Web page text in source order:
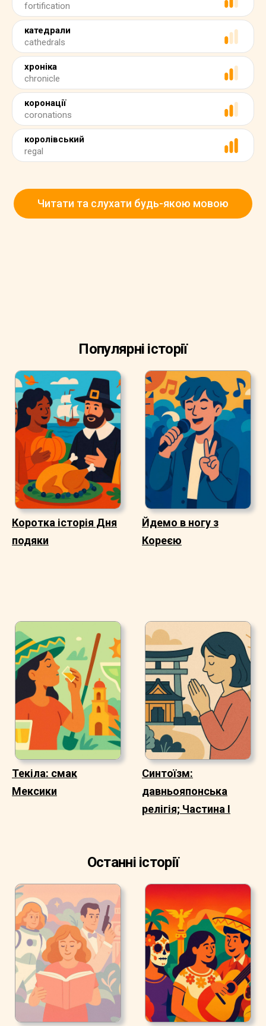
fortification
катедрали
cathedrals
хроніка
chronicle
коронації
coronations
королівський
regal
Читати та слухати будь-якою мовою
Популярні історії
Коротка історія Дня
подяки
Йдемо в ногу з
Кореєю
Текіла: смак
Мексики
Синтоїзм:
давньояпонська
релігія; Частина I
Останні історії